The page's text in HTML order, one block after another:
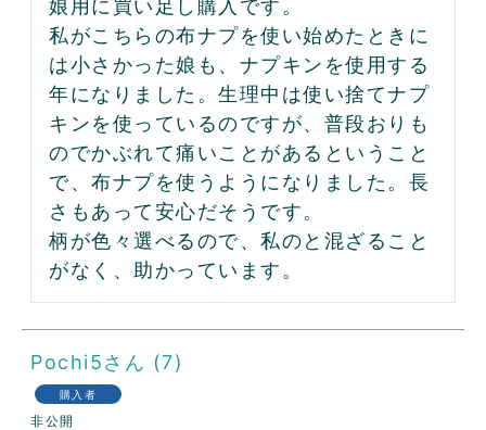
娘用に買い足し購入です。
私がこちらの布ナプを使い始めたときに
は小さかった娘も、ナプキンを使用する
年になりました。生理中は使い捨てナプ
キンを使っているのですが、普段おりも
のでかぶれて痛いことがあるということ
で、布ナプを使うようになりました。長
さもあって安心だそうです。
柄が色々選べるので、私のと混ざること
がなく、助かっています。
Pochi5 7
購入者
非公開